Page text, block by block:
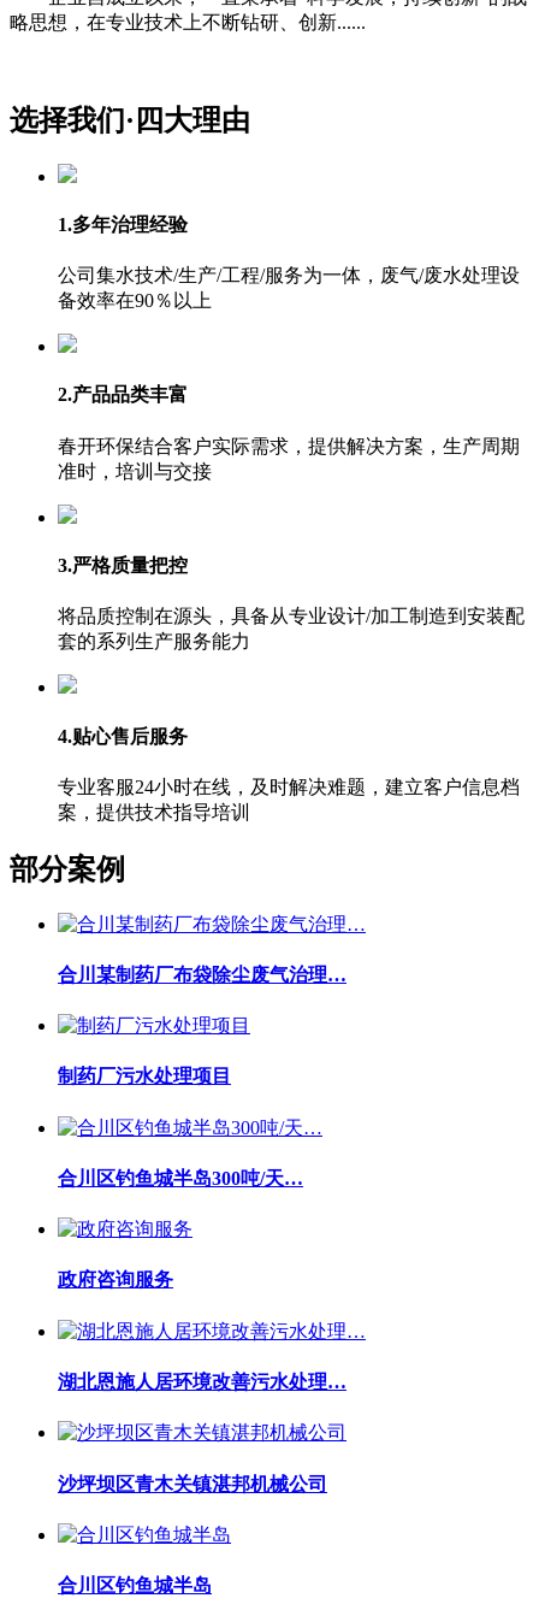
略思想，在专业技术上不断钻研、创新......
选择我们· 四大理由
1.多年治理经验
公司集水技术/生产/工程/服务为一体，废气/废水处理设
备效率在90％以上
2.产品品类丰富
春开环保结合客户实际需求，提供解决方案，生产周期
准时，培训与交接
3.严格质量把控
将品质控制在源头，具备从专业设计/加工制造到安装配
套的系列生产服务能力
4.贴心售后服务
专业客服24小时在线，及时解决难题，建立客户信息档
案，提供技术指导培训
部分案例
合川某制药厂布袋除尘废气治理…
制药厂污水处理项目
合川区钓鱼城半岛300吨/天…
政府咨询服务
湖北恩施人居环境改善污水处理…
沙坪坝区青木关镇湛邦机械公司
合川区钓鱼城半岛